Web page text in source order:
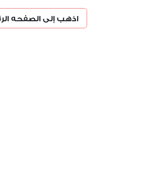
اذهب إلى الصفحه